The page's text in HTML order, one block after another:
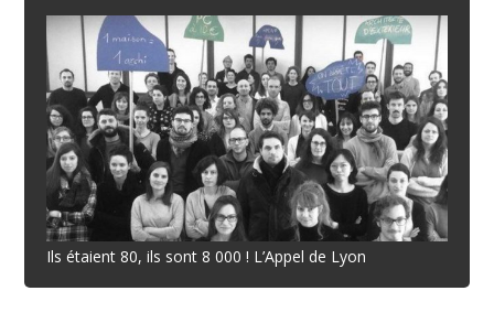
Ils étaient 80, ils sont 8 000 ! L’Appel de Lyon